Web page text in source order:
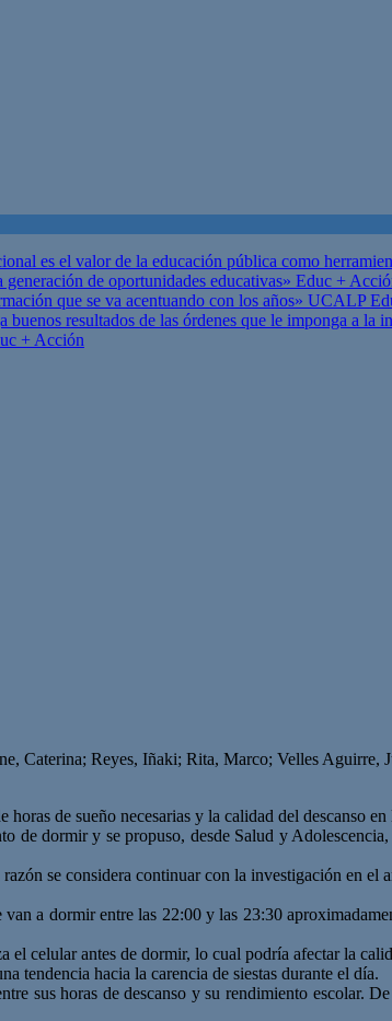
es el valor de la educación pública como
de oportunidades educativas» Educ +
que se va acentuando con los años» UCALP
resultados de las órdenes que le imponga a la
+ Acción
Caterina; Reyes, Iñaki; Rita, Marco; Velles Aguirre,
de sueño necesarias y la calidad del descanso en
dormir y se propuso, desde Salud y
se considera continuar con la investigación en el
a dormir entre las 22:00 y las 23:30
celular antes de dormir, lo cual podría afectar la
tendencia hacia la carencia de siestas durante el día.
sus horas de descanso y su rendimiento escolar.